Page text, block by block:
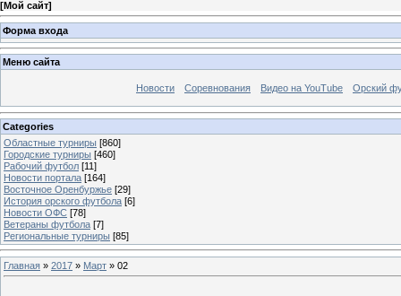
[Мой сайт]
Форма входа
Меню сайта
Новости Соревнования Видео на YouTube Орский
Categories
Областные турниры [860]
Городские турниры [460]
Рабочий футбол [11]
Новости портала [164]
Восточное Оренбуржье [29]
История орского футбола [6]
Новости ОФС [78]
Ветераны футбола [7]
Региональные турниры [85]
Главная » 2017 » Март » 02